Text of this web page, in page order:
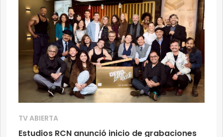
TV ABIERTA
Estudios RCN anunció inicio de grabaciones